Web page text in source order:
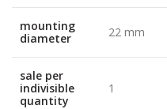
mounting
diameter
22 mm
sale per
indivisible
quantity
1